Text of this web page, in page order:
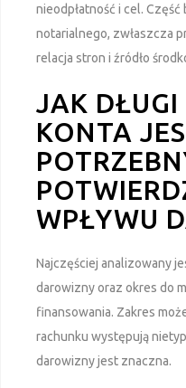
nieodpłatność i cel.
notarialnego, zwłaszcza
relacja stron i źródło
JAK DŁUGI
KONTA
WPŁYWU
Najczęściej analizowany
darowizny oraz okres do
finansowania. Zakres
rachunku występują
darowizny jest znaczna.